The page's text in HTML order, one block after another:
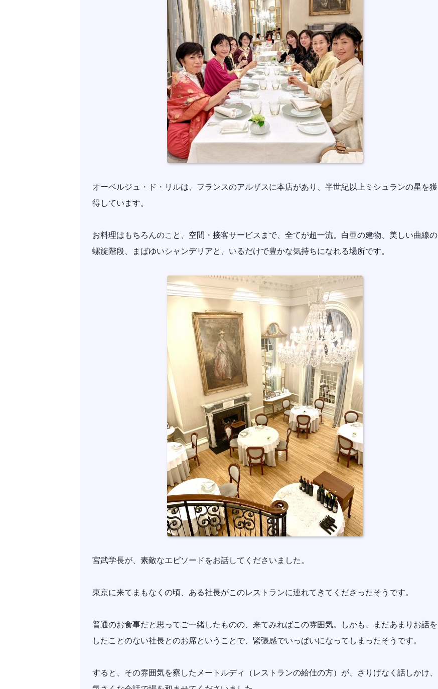
オーベルジュ・ド・リルは、フランスのアルザスに本店があり、半世紀以上ミシュランの星を獲
得しています。
お料理はもちろんのこと、空間・接客サービスまで、全てが超一流。白亜の建物、美しい曲線の
螺旋階段、まばゆいシャンデリアと、いるだけで豊かな気持ちになれる場所です。
宮武学長が、素敵なエピソードをお話してくださいました。
東京に来てまもなくの頃、ある社長がこのレストランに連れてきてくださったそうです。
普通のお食事だと思ってご一緒したものの、来てみればこの雰囲気。しかも、まだあまりお話を
したことのない社長とのお席ということで、緊張感でいっぱいになってしまったそうです。
すると、その雰囲気を察したメートルディ（レストランの給仕の方）が、さりげなく話しかけ、